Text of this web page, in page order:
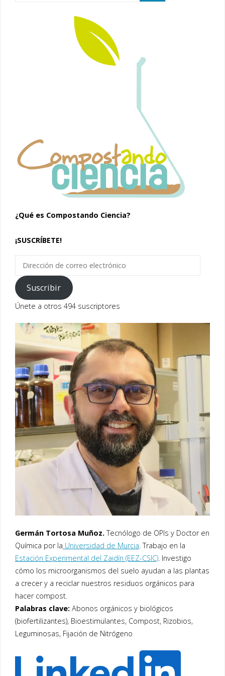
¿Qué es Compostando Ciencia?
¡SUSCRÍBETE!
Dirección
correo
electrónico
Suscribir
Únete a otros 494 suscriptores
Germán Tortosa Muñoz.Tecnólogo de OPIs y Doctor en
Química por la Universidad de Murcia. Trabajo en la
Estación Experimental del Zaidín (EEZ-CSIC). Investigo
cómo los microorganismos del suelo ayudan a las plantas
a crecer y a reciclar nuestros residuos orgánicos para
hacer compost.
Palabras clave:Abonos orgánicos y biológicos
(biofertilizantes), Bioestimulantes, Compost, Rizobios,
Leguminosas, Fijación de Nitrógeno